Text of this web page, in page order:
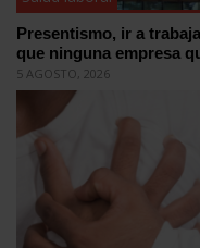
Presentismo, ir a
que ninguna empresa
5 AGOSTO, 2026